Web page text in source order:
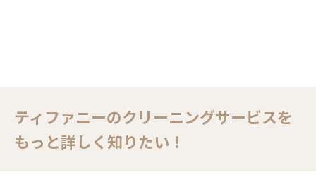
ティファニーのクリーニングサービスを
もっと詳しく知りたい！